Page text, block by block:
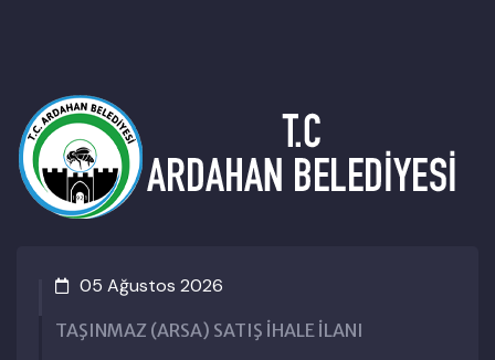
05 Ağustos 2026
TAŞINMAZ (ARSA) SATIŞ İHALE İLANI